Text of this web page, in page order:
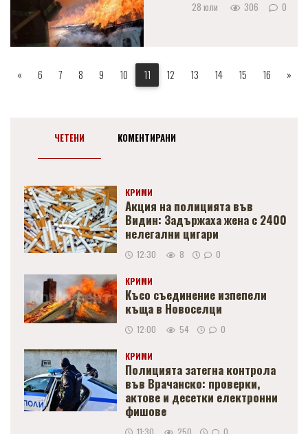
28 юли 306 0
« 6 7 8 9 10 11 12 13 14 15 16 »
ЧЕТЕНИ КОМЕНТИРАНИ
КРИМИ
Акция на полицията във
Видин: Задържаха жена с 2400
нелегални цигари
12:30 8 0
КРИМИ
Късо съединение изпепели
къща в Новоселци
12:00 54 0
КРИМИ
Полицията затегна контрола
във Врачанско: проверки,
актове и десетки електронни
фишове